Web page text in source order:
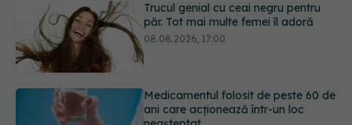
Medicamentul folosit de peste 60 de
ani care acționează într-un loc
neașteptat
Transpirații nocturne: semnul ignorat
care poate ascunde probleme
URMĂREȘTE-NE ȘI PE: